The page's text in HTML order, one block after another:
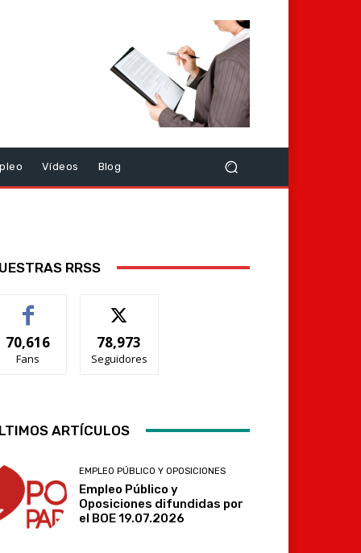
Vídeos Blog
Telegram
RRSS
70,616
Fans
78,973
Seguidores
ARTÍCULOS
EMPLEO PÚBLICO Y OPOSICIONES
Empleo Público y
Oposiciones difundidas por
el BOE 19.07.2026